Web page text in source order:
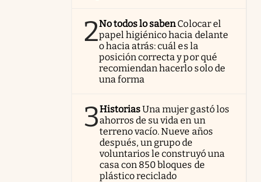
2No todos lo sabenColocar el
papel higiénico hacia delante
o hacia atrás: cuál es la
posición correcta y por qué
recomiendan hacerlo solo de
una forma
3HistoriasUna mujer gastó los
ahorros de su vida en un
terreno vacío. Nueve años
después, un grupo de
voluntarios le construyó una
casa con 850 bloques de
plástico reciclado